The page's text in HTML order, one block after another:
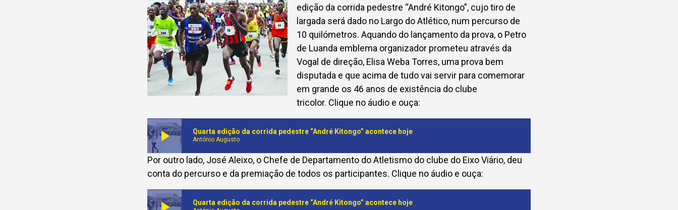
edição da corrida pedestre “André Kitongo”, cujo tiro de
largada será dado no Largo do Atlético, num percurso de
10 quilómetros. Aquando do lançamento da prova, o Petro
de Luanda emblema organizador prometeu através da
Vogal de direção, Elisa Weba Torres, uma prova bem
disputada e que acima de tudo vai servir para comemorar
em grande os 46 anos de existência do clube
tricolor. Clique no áudio e ouça:
play_arrow Quarta edição da corrida pedestre “André Kitongo” acontece hoje
António Augusto
Por outro lado, José Aleixo, o Chefe de Departamento do Atletismo do clube do Eixo Viário, deu
conta do percurso e da premiação de todos os participantes. Clique no áudio e ouça:
Quarta edição da corrida pedestre “André Kitongo” acontece hoje